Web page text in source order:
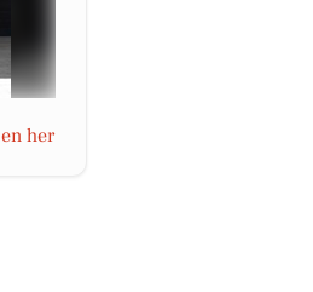
her